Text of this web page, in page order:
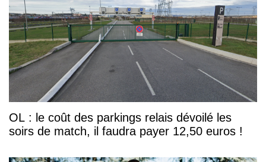
OL : le coût des parkings relais dévoilé les
soirs de match, il faudra payer 12,50 euros !